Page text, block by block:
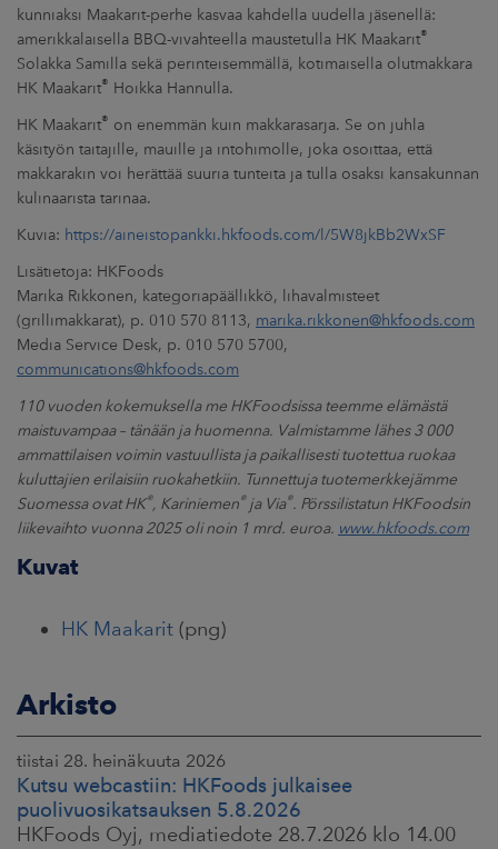
kunniaksi Maakarit-perhe kasvaa kahdella uudella jäsenellä:
amerikkalaisella BBQ-vivahteella maustetulla HK Maakarit®
Solakka Samilla sekä perinteisemmällä, kotimaisella olutmakkara
HK Maakarit® Hoikka Hannulla.
HK Maakarit® on enemmän kuin makkarasarja. Se on juhla
käsityön taitajille, mauille ja intohimolle, joka osoittaa, että
makkarakin voi herättää suuria tunteita ja tulla osaksi kansakunnan
kulinaarista tarinaa.
Kuvia: https://aineistopankki.hkfoods.com/l/5W8jkBb2WxSF
Lisätietoja: HKFoods
Marika Rikkonen, kategoriapäällikkö, lihavalmisteet
(grillimakkarat), p. 010 570 8113, marika.rikkonen@hkfoods.com
Media Service Desk, p. 010 570 5700,
communications@hkfoods.com
110 vuoden kokemuksella me HKFoodsissa teemme elämästä
maistuvampaa – tänään ja huomenna. Valmistamme lähes 3 000
ammattilaisen voimin vastuullista ja paikallisesti tuotettua ruokaa
kuluttajien erilaisiin ruokahetkiin. Tunnettuja tuotemerkkejämme
Suomessa ovat HK®, Kariniemen®ja Via®. Pörssilistatun HKFoodsin
liikevaihto vuonna 2025 oli noin 1 mrd. euroa. www.hkfoods.com
Kuvat
HK Maakarit (png)
Arkisto
tiistai 28. heinäkuuta 2026
Kutsu webcastiin: HKFoods julkaisee
puolivuosikatsauksen 5.8.2026
HKFoods Oyj, mediatiedote 28.7.2026 klo 14.00